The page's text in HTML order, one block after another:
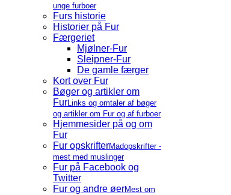
unge furboer
Furs historie
Historier på Fur
Færgeriet
Mjølner-Fur
Sleipner-Fur
De gamle færger
Kort over Fur
Bøger og artikler om
FurLinks og omtaler af bøger
og artikler om Fur og af furboer
Hjemmesider på og om
Fur
Fur opskrifterMadopskrifter -
mest med muslinger
Fur på Facebook og
Twitter
Fur og andre øerMest om